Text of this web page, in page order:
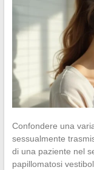
Confondere una
sessualmente
di una paziente nel
papillomatosi